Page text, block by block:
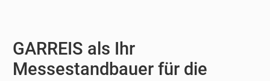
GARREIS als Ihr
Messestandbauer für die